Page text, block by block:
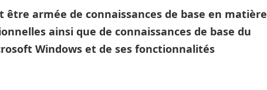
être armée de connaissances de base en matière
ainsi que de connaissances de base du
Windows et de ses fonctionnalités